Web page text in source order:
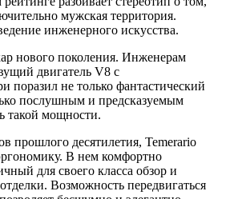
мужская территория.
инженерного искусства.
нового поколения. Инженерам
двигатель V8 с
поразил не только фантастический
послушным и предсказуемым
такой мощности.
прошлого десятилетия, Temerario
В нем комфортно
для своего класса обзор и
Возможность передвигаться